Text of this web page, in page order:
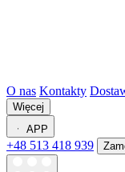
O nas Kontakty
Więcej
APP
+48 513 418 939